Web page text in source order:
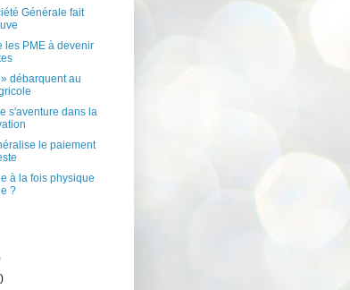
Générale fait
les PME à devenir
débarquent au
s'aventure dans la
le paiement
à la fois physique
?